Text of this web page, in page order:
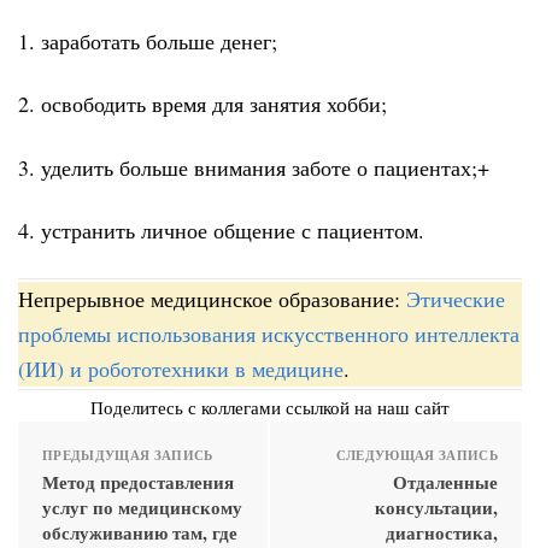
1. заработать больше денег;
2. освободить время для занятия хобби;
3. уделить больше внимания заботе о пациентах;+
4. устранить личное общение с пациентом.
Непрерывное медицинское образование: Этические
проблемы использования искусственного интеллекта
(ИИ) и робототехники в медицине.
Поделитесь с коллегами ссылкой на наш сайт
ПРЕДЫДУЩАЯ ЗАПИСЬ
Метод предоставления
услуг по медицинскому
обслуживанию там, где
СЛЕДУЮЩАЯ ЗАПИСЬ
Отдаленные
консультации,
диагностика,